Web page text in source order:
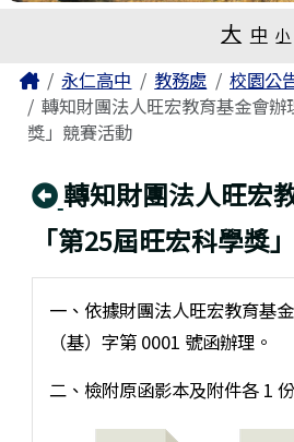
大 中 小
主內容區域
Home永仁高中 教務處
校園公
轉知財團法人旺宏教育基金會
獎」競賽活動
回上頁
轉知財團法人旺宏
「第25屆旺宏科學獎
一、依據財團法人旺宏教育基
（基）字第 0001 號函辦理。
二、檢附原函影本及附件各 1
頁尾區域